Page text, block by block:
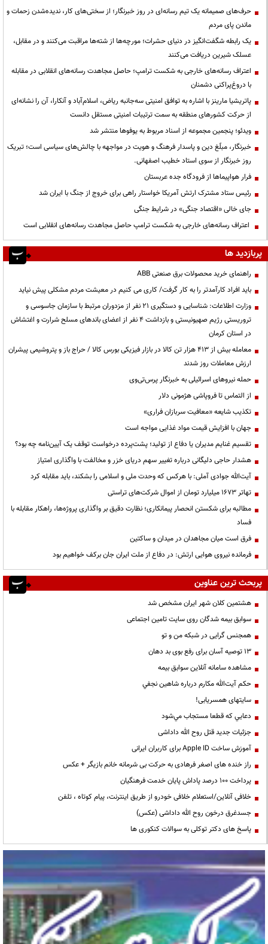
حرف‌های صمیمانه یک تیم رسانه‌ای در روز خبرنگار؛ از سختی‌های کار، ندیده‌شدن زحمات و
ماندن پای مردم
یک رابطه شگفت‌انگیز در دنیای حشرات؛ مورچه‌ها از شته‌ها مراقبت می‌کنند و در مقابل،
عسلک شیرین دریافت می‌کنند
اعتراف رسانه‌های خارجی به شکست ترامپ؛ حاصل مجاهدت رسانه‌های انقلابی در مقابله
با دروغ‌پراکنی دشمنان
پاتریشیا مارینز با اشاره به توافق امنیتی سه‌جانبه ریاض، اسلام‌آباد و آنکارا، آن را نشانه‌ای
از حرکت کشورهای منطقه به سمت ترتیبات امنیتی مستقل دانست
ویدئو؛ پنجمین مجموعه از اسناد مربوط به یوفوها منتشر شد
خبرنگار، مبلّغ دین و پاسدار فرهنگ و هویت در مواجهه با چالش‌های سیاسی است؛ تبریک
روز خبرنگار از سوی استاد خطیب اصفهانی.
فرار هواپیماها از فرودگاه جده عربستان
رئیس ستاد مشترک ارتش آمریکا خواستار راهی برای خروج از جنگ با ایران شد
جای خالی «اقتصاد جنگی» در شرایط جنگی
اعتراف رسانه‌های خارجی به شکست ترامپ حاصل مجاهدت رسانه‌های انقلابی است
پربازدید ها
راهنمای خرید محصولات برق صنعتی ABB
باید افراد کارآمدتر را به کار گرفت/ کاری می کنیم در معیشت مردم مشکلی پیش نیاید
وزارت اطلاعات: شناسایی و دستگیری ۲۱ نفر از مزدوران مرتبط با سازمان جاسوسی و
تروریستی رژیم صهیونیستی و بازداشت ۴ نفر از اعضای باندهای مسلح شرارت و اغتشاش
در استان کرمان
معامله بیش از ۴۱۳ هزار تن کالا در بازار فیزیکی بورس کالا / حراج باز و پتروشیمی پیشران
ارزش معاملات روز شدند
حمله نیروهای اسرائیلی به خبرنگار پرس‌تی‌وی
از التماس تا فروپاشی هژمونی دلار
تکذیب شایعه «معافیت سربازان فراری»
جهان با افزایش قیمت مواد غذایی مواجه است
تقسیم غنایم مدیران یا دفاع از تولید؛ پشت‌پرده درخواست توقف یک آیین‌نامه چه بود؟
هشدار حاجی دلیگانی درباره تغییر سهم دریای خزر و مخالفت با واگذاری امتیاز
آیت‌الله جوادی آملی: با هرکس که وحدت ملی و اسلامی را بشکند، باید مقابله کرد
تهاتر ۱۶۷۳ میلیارد تومان از اموال شرکت‌های تراستی
مطالبه برای شکستن انحصار پیمانکاری؛ نظارت دقیق بر واگذاری پروژه‌ها، راهکار مقابله با
فساد
فرق است میان مجاهدان در میدان و ساکتین
فرمانده نیروی هوایی ارتش: در دفاع از ملت ایران جان برکف خواهیم بود
پربحث ترین عناوین
هشتمین کلان شهر ایران مشخص شد
سوابق بیمه شدگان روی سایت تامین اجتماعی
همجنس گرایی در شبکه من و تو
13 توصیه آسان برای رفع بوی بد دهان
مشاهده سامانه آنلاين سوابق بیمه
حكم آيت‌الله مكارم درباره شاهين نجفي
سایتهای همسریابی!
دعايي كه قطعا مستجاب مي‌شود
جزئیات جدید قتل روح الله داداشی
آموزش ساخت Apple ID برای کاربران ایرانی
راز خنده های اصغر فرهادی به حرکت بی شرمانه خانم بازیگر + عکس
پرداخت ۱۰۰ درصد پاداش پایان خدمت فرهنگیان
خلافی آنلاین/استعلام خلافی خودرو از طریق اینترنت، پیام کوتاه ، تلفن
جسدغرق درخون روح الله داداشی (عکس)
پاسخ های دکتر توکلی به سوالات کنکوری ها